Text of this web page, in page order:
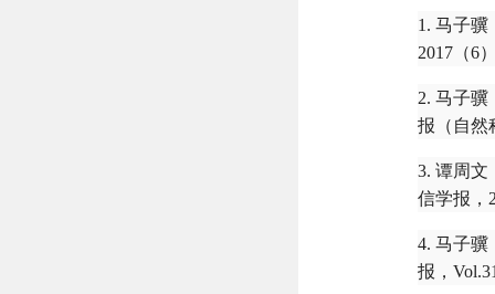
1. 马子骥
2017 （6
2. 马子
报（自然
3. 谭周文
信学报，
4. 马子骥
报，